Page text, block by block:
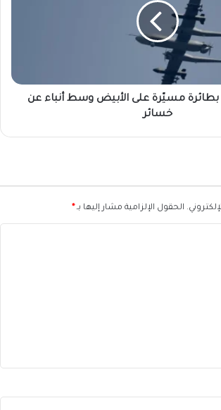
مسيّرة على الأبيض وسط أنباء عن
خسائر
الحقول الإلزامية مشار إليها بـ *